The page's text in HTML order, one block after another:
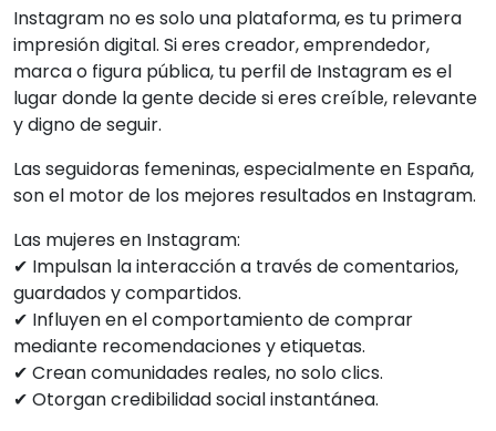
Instagram no es solo una plataforma, es tu primera
impresión digital. Si eres creador, emprendedor,
marca o figura pública, tu perfil de Instagram es el
lugar donde la gente decide si eres creíble, relevante
y digno de seguir.
Las seguidoras femeninas, especialmente en España,
son el motor de los mejores resultados en Instagram.
Las mujeres en Instagram:
✔ Impulsan la interacción a través de comentarios,
guardados y compartidos.
✔ Influyen en el comportamiento de comprar
mediante recomendaciones y etiquetas.
✔ Crean comunidades reales, no solo clics.
✔ Otorgan credibilidad social instantánea.